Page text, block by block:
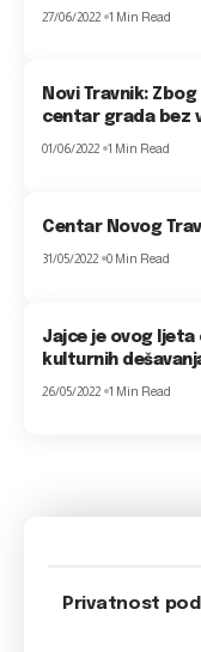
27/06/2022 1 Min Read
Novi Travnik:
centar grada bez
01/06/2022 1 Min Read
Centar Novog
31/05/2022 0 Min Read
Jajce je ovog
kulturnih
26/05/2022 1 Min Read
Privatnost